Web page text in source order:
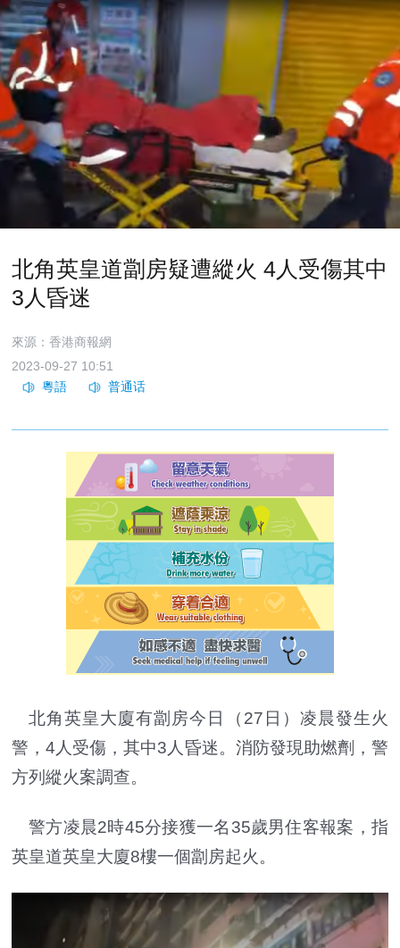
北角英皇道劏房疑遭縱火 4人受傷其中
3人昏迷
來源：香港商報網
2023-09-27 10:51
北角英皇大廈有劏房今日（27日）凌晨發生火
警，4人受傷，其中3人昏迷。消防發現助燃劑，警
方列縱火案調查。
警方凌晨2時45分接獲一名35歲男住客報案，指
英皇道英皇大廈8樓一個劏房起火。